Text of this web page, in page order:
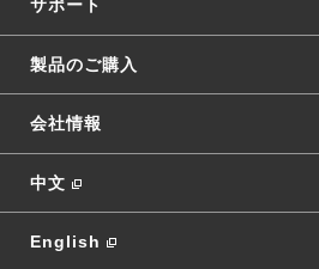
サポート
製品のご購入
会社情報
中文
English